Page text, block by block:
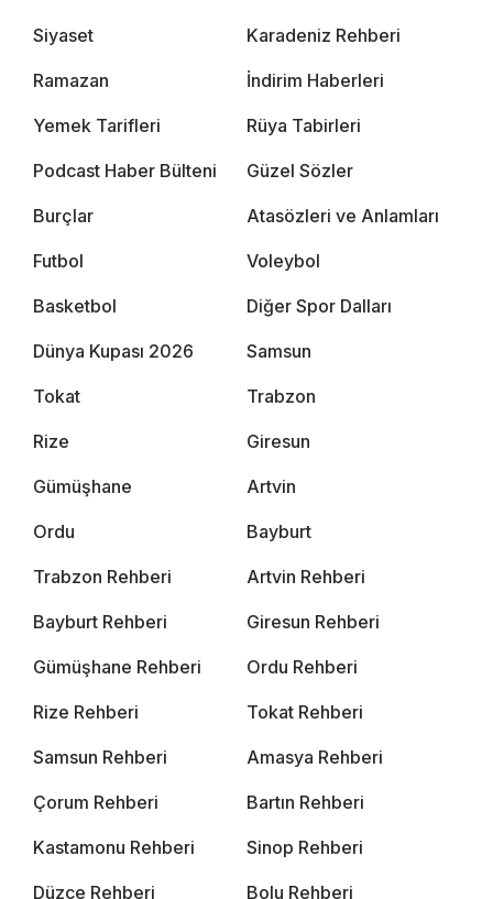
Siyaset Karadeniz Rehberi
Ramazan İndirim Haberleri
Yemek Tarifleri Rüya Tabirleri
Podcast Haber Bülteni Güzel Sözler
Burçlar Atasözleri ve Anlamları
Futbol Voleybol
Basketbol Diğer Spor Dalları
Dünya Kupası 2026 Samsun
Tokat Trabzon
Rize Giresun
Gümüşhane Artvin
Ordu Bayburt
Trabzon Rehberi Artvin Rehberi
Bayburt Rehberi Giresun Rehberi
Gümüşhane Rehberi Ordu Rehberi
Rize Rehberi Tokat Rehberi
Samsun Rehberi Amasya Rehberi
Çorum Rehberi Bartın Rehberi
Kastamonu Rehberi Sinop Rehberi
Düzce Rehberi Bolu Rehberi